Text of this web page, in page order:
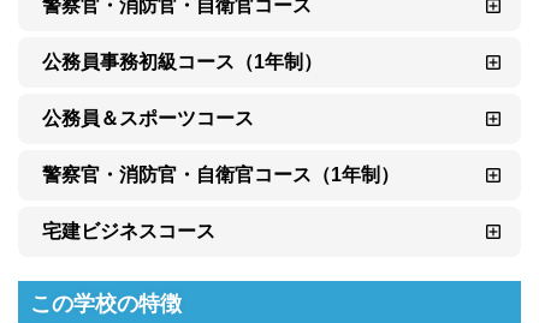
警察官・消防官・自衛官コース
公務員事務初級コース（1年制）
公務員＆スポーツコース
警察官・消防官・自衛官コース（1年制）
宅建ビジネスコース
この学校の特徴